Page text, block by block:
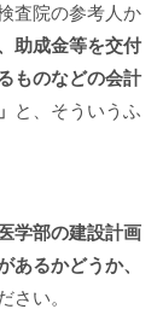
査院の参考人か
助成金等を交付
ものなどの会計
と、そういうふ
学部の建設計画
あるかどうか、
さい。